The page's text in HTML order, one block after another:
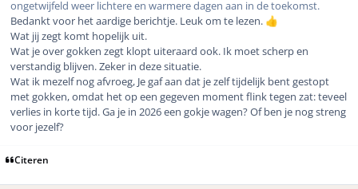
ongetwijfeld weer lichtere en warmere dagen aan in de toekomst.
Bedankt voor het aardige berichtje. Leuk om te lezen. 👍
Wat jij zegt komt hopelijk uit.
Wat je over gokken zegt klopt uiteraard ook. Ik moet scherp en
verstandig blijven. Zeker in deze situatie.
Wat ik mezelf nog afvroeg, Je gaf aan dat je zelf tijdelijk bent gestopt
met gokken, omdat het op een gegeven moment flink tegen zat: teveel
verlies in korte tijd. Ga je in 2026 een gokje wagen? Of ben je nog streng
voor jezelf?
Citeren